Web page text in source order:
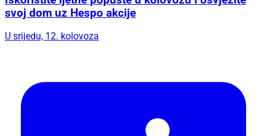
svoj dom uz Hespo akcije
U srijedu, 12. kolovoza